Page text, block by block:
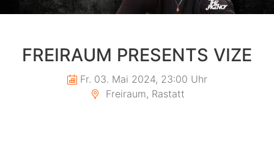
FREIRAUM PRESENTS VIZE
Fr. 03. Mai 2024, 23:00 Uhr
Freiraum, Rastatt